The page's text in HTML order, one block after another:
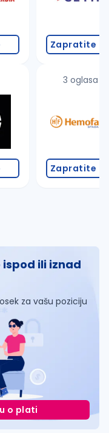
(koristite č, ć, š, đ,
pretrage
Zapratite
3 oglasa
Zapratite
ili iznad
za vašu poziciju
o plati